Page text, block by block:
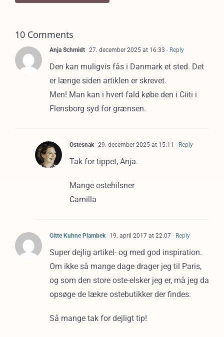
10 Comments
Anja Schmidt 27. december 2025 at 16:33 - Reply
Den kan muligvis fås i Danmark et sted. Det
er længe siden artiklen er skrevet.
Men! Man kan i hvert fald købe den i Ciiti i
Flensborg syd for grænsen.
Ostesnak 29. december 2025 at 15:11 - Reply
Tak for tippet, Anja.
Mange ostehilsner
Camilla
Gitte Kuhne Plambek 19. april 2017 at 22:07- Reply
Super dejlig artikel- og med god inspiration.
Om ikke så mange dage drager jeg til Paris,
og som den store oste-elsker jeg er, må jeg da
opsøge de lækre ostebutikker der findes.
Så mange tak for dejligt tip!